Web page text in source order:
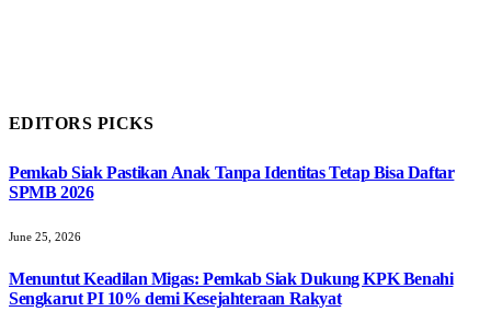
EDITORS PICKS
Pemkab Siak Pastikan Anak Tanpa Identitas Tetap Bisa Daftar
SPMB 2026
June 25, 2026
Menuntut Keadilan Migas: Pemkab Siak Dukung KPK Benahi
Sengkarut PI 10% demi Kesejahteraan Rakyat